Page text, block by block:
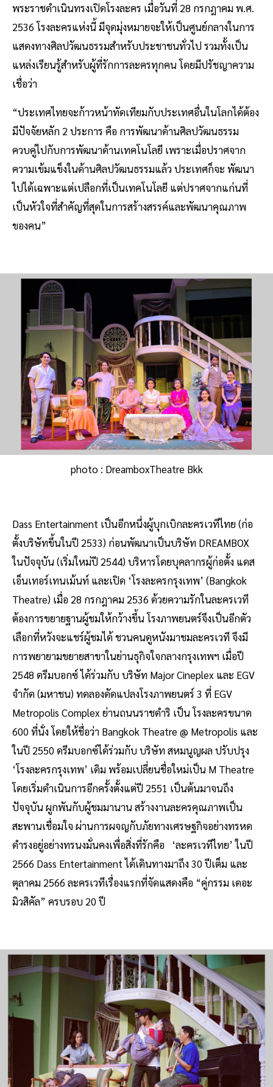
พระราชดำเนินทรงเปิดโรงละคร เมื่อวันที่ 28 กรกฎาคม พ.ศ.
2536 โรงละครแห่งนี้ มีจุดมุ่งหมายจะให้เป็นศูนย์กลางในการ
แสดงทางศิลปวัฒนธรรมสำหรับประชาชนทั่วไป รวมทั้งเป็น
แหล่งเรียนรู้สำหรับผู้ที่รักการละครทุกคน โดยมีปรัชญาความ
เชื่อว่า
“ประเทศไทยจะก้าวหน้าทัดเทียมกับประเทศอื่นในโลกได้ต้อง
มีปัจจัยหลัก 2 ประการ คือ การพัฒนาด้านศิลปวัฒนธรรม
ควบคู่ไปกับการพัฒนาด้านเทคโนโลยี เพราะเมื่อปราศจาก
ความเข้มแข็งในด้านศิลปวัฒนธรรมแล้ว ประเทศก็จะ พัฒนา
ไปได้เฉพาะแต่เปลือกที่เป็นเทคโนโลยี แต่ปราศจากแก่นที่
เป็นหัวใจที่สำคัญที่สุดในการสร้างสรรค์และพัฒนาคุณภาพ
ของคน”
photo : DreamboxTheatre Bkk
Dass Entertainment เป็นอีกหนึ่งผู้บุกเบิกละครเวทีไทย (ก่อ
ตั้งบริษัทขึ้นในปี 2533) ก่อนพัฒนาเป็นบริษัท DREAMBOX
ในปัจจุบัน (เริ่มใหม่ปี 2544) บริหารโดยบุคลากรผู้ก่อตั้ง แดส
เอ็นเทอร์เทนเม้นท์ และเปิด ‘โรงละครกรุงเทพ’ (Bangkok
Theatre) เมื่อ 28 กรกฎาคม 2536 ด้วยความรักในละครเวที
ต้องการขยายฐานผู้ชมให้กว้างขึ้น โรงภาพยนตร์จึงเป็นอีกตัว
เลือกที่หวังจะแชร์ผู้ชมได้ ชวนคนดูหนังมาชมละครเวที จึงมี
การพยายามขยายสาขาในย่านธุกิจใจกลางกรุงเทพฯ เมื่อปี
2548 ดรีมบอกซ์ ได้ร่วมกับ บริษัท Major Cineplex และ EGV
จำกัด (มหาชน) ทดลองดัดแปลงโรงภาพยนตร์ 3 ที่ EGV
Metropolis Complex ย่านถนนราชดำริ เป็น โรงละครขนาด
600 ที่นั่ง โดยให้ชื่อว่า Bangkok Theatre @ Metropolis และ
ในปี 2550 ดรีมบอกซ์ได้ร่วมกับ บริษัท สหมนูญผล ปรับปรุง
‘โรงละครกรุงเทพ’ เดิม พร้อมเปลี่ยนชื่อใหม่เป็น M Theatre
โดยเริ่มดำเนินการอีกครั้งตั้งแต่ปี 2551 เป็นต้นมาจนถึง
ปัจจุบัน ผูกพันกับผู้ชมมานาน สร้างงานละครคุณภาพเป็น
สะพานเชื่อมใจ ผ่านการผจญกับภัยทางเศรษฐกิจอย่างทรหด
ดำรงอยู่อย่างทรนงมั่นคงเพื่อสิ่งที่รักคือ ‘ละครเวทีไทย’ ในปี
2566 Dass Entertainment ได้เดินทางมาถึง 30 ปีเต็ม และ
ตุลาคม 2566 ละครเวทีเรื่องแรกที่จัดแสดงคือ “คู่กรรม เดอะ
มิวสิคัล” ครบรอบ 20 ปี